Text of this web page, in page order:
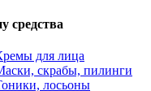
средства
для лица
скрабы, пилинги
лосьоны